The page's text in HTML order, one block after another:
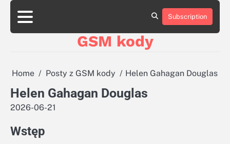
Skip
content
aluminumboatplans.com
dobra-
reklamowe.pl
plywoodboatplans.com
Strony
ujednoznaczniające
aluminumboatplans.com
dobra-
reklamowe.pl
plywoodboatplans.com
Strony
ujednoznaczniające
Kontakt
Kontakt
Subscription
GSM kody
Home Posty z GSM kody Helen Gahagan Douglas
Helen Gahagan Douglas
2026-06-21
Wstęp